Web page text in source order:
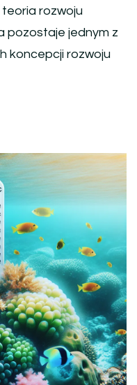
rozwoju
pozostaje jednym z
koncepcji rozwoju